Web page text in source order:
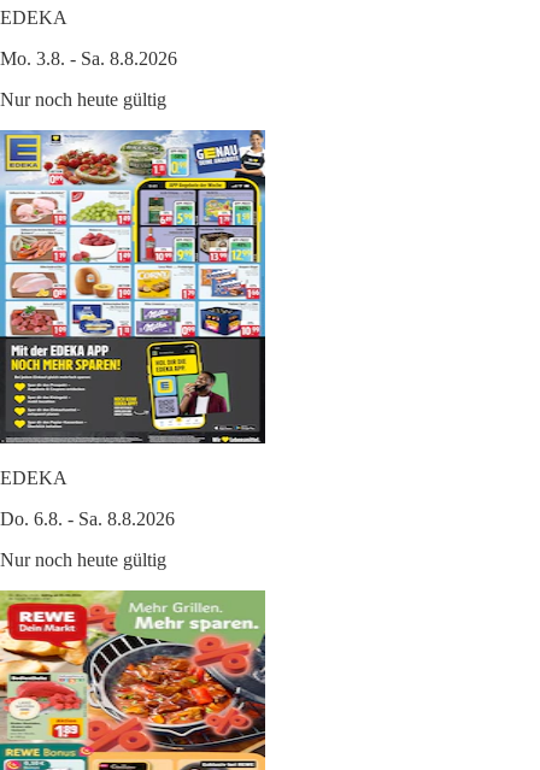
EDEKA
Mo. 3.8. - Sa. 8.8.2026
Nur noch heute gültig
EDEKA
Do. 6.8. - Sa. 8.8.2026
Nur noch heute gültig